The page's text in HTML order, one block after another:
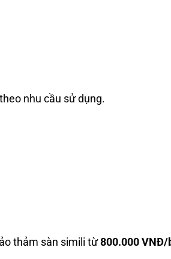
nhu cầu sử dụng.
thảm sàn simili từ800.000 VNĐ/